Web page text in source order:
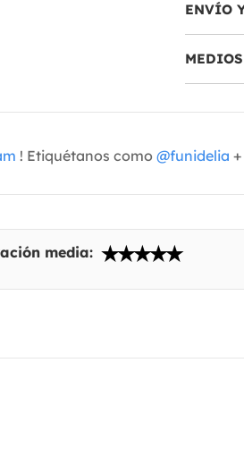
ENVÍO
! Etiquétanos como @funidelia +
media: